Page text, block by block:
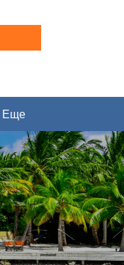
Еще